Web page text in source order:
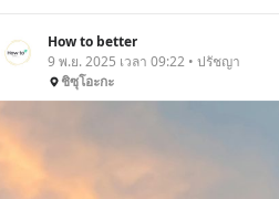
How to better
9 พ.ย. 2025 เวลา 09:22 • ปรัชญา
ชิซุโอะกะ